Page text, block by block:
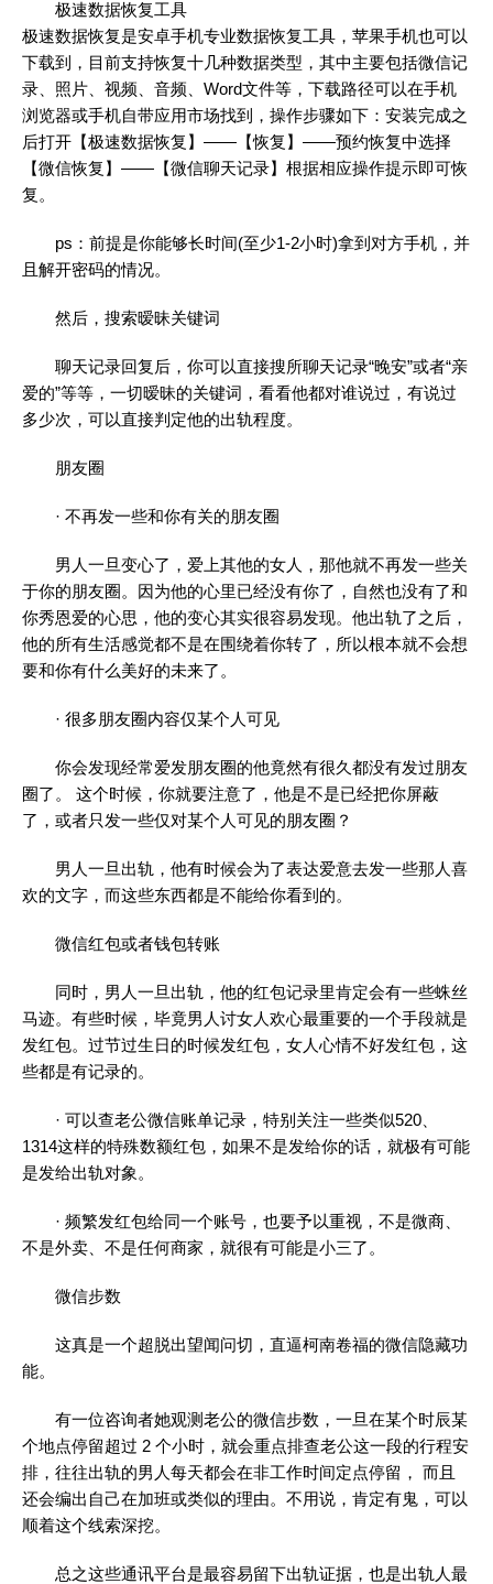
极速数据恢复工具
极速数据恢复是安卓手机专业数据恢复工具，苹果手机也可以
下载到，目前支持恢复十几种数据类型，其中主要包括微信记
录、照片、视频、音频、Word文件等，下载路径可以在手机
浏览器或手机自带应用市场找到，操作步骤如下：安装完成之
后打开【极速数据恢复】——【恢复】——预约恢复中选择
【微信恢复】——【微信聊天记录】根据相应操作提示即可恢
复。
ps：前提是你能够长时间(至少1-2小时)拿到对方手机，并
且解开密码的情况。
然后，搜索暧昧关键词
聊天记录回复后，你可以直接搜所聊天记录“晚安”或者“亲
爱的”等等，一切暧昧的关键词，看看他都对谁说过，有说过
多少次，可以直接判定他的出轨程度。
朋友圈
· 不再发一些和你有关的朋友圈
男人一旦变心了，爱上其他的女人，那他就不再发一些关
于你的朋友圈。因为他的心里已经没有你了，自然也没有了和
你秀恩爱的心思，他的变心其实很容易发现。他出轨了之后，
他的所有生活感觉都不是在围绕着你转了，所以根本就不会想
要和你有什么美好的未来了。
· 很多朋友圈内容仅某个人可见
你会发现经常爱发朋友圈的他竟然有很久都没有发过朋友
圈了。 这个时候，你就要注意了，他是不是已经把你屏蔽
了，或者只发一些仅对某个人可见的朋友圈？
男人一旦出轨，他有时候会为了表达爱意去发一些那人喜
欢的文字，而这些东西都是不能给你看到的。
微信红包或者钱包转账
同时，男人一旦出轨，他的红包记录里肯定会有一些蛛丝
马迹。有些时候，毕竟男人讨女人欢心最重要的一个手段就是
发红包。过节过生日的时候发红包，女人心情不好发红包，这
些都是有记录的。
· 可以查老公微信账单记录，特别关注一些类似520、
1314这样的特殊数额红包，如果不是发给你的话，就极有可能
是发给出轨对象。
· 频繁发红包给同一个账号，也要予以重视，不是微商、
不是外卖、不是任何商家，就很有可能是小三了。
微信步数
这真是一个超脱出望闻问切，直逼柯南卷福的微信隐藏功
能。
有一位咨询者她观测老公的微信步数，一旦在某个时辰某
个地点停留超过 2 个小时，就会重点排查老公这一段的行程安
排，往往出轨的男人每天都会在非工作时间定点停留， 而且
还会编出自己在加班或类似的理由。不用说，肯定有鬼，可以
顺着这个线索深挖。
总之这些通讯平台是最容易留下出轨证据，也是出轨人最